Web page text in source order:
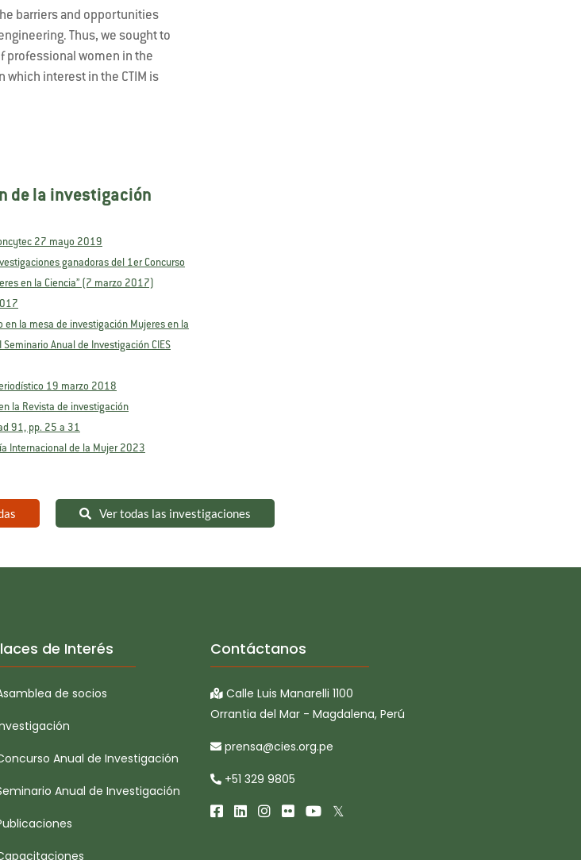
barriers and opportunities
Thus, we sought to
professional women in the
interest in the CTIM is
de la investigación
27 mayo 2019
ganadoras del 1er Concurso
en la Ciencia” (7 marzo 2017)
en la mesa de investigación Mujeres en la
Seminario Anual de Investigación CIES
19 marzo 2018
la Revista de investigación
91, pp. 25 a 31
Internacional de la Mujer 2023
Ver todas las investigaciones
de Interés
de socios
Anual de Investigación
Anual de Investigación
Contáctanos
Calle Luis Manarelli 1100
Orrantia del Mar - Magdalena, Perú
prensa@cies.org.pe
+51 329 9805